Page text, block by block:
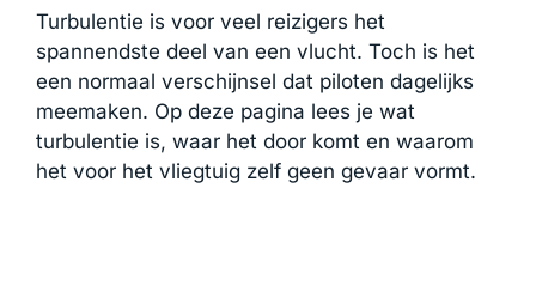
Turbulentie is voor veel reizigers het
spannendste deel van een vlucht. Toch is het
een normaal verschijnsel dat piloten dagelijks
meemaken. Op deze pagina lees je wat
turbulentie is, waar het door komt en waarom
het voor het vliegtuig zelf geen gevaar vormt.